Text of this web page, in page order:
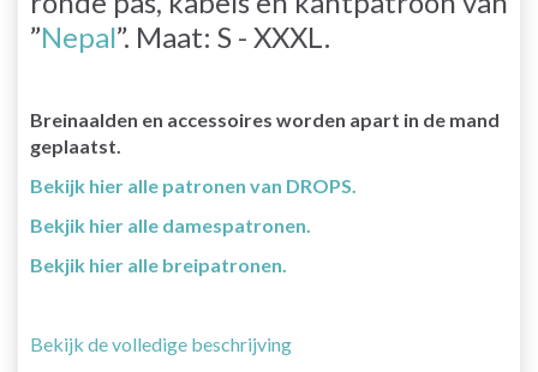
”Nepal”. Maat: S - XXXL.
Breinaalden en accessoires worden apart in de mand
geplaatst.
Bekijk hier alle patronen van DROPS.
Bekjik hier alle damespatronen.
Bekjik hier alle breipatronen.
Bekijk de volledige beschrijving